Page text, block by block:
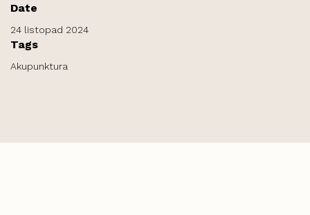
Date
24 listopad 2024
Tags
Akupunktura